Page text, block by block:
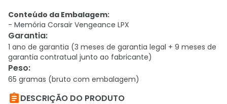
Conteúdo da Embalagem:
- Memória Corsair Vengeance LPX
Garantia:
1 ano de garantia (3 meses de garantia legal + 9 meses de
garantia contratual junto ao fabricante)
Peso:
65 gramas (bruto com embalagem)
DESCRIÇÃO DO PRODUTO